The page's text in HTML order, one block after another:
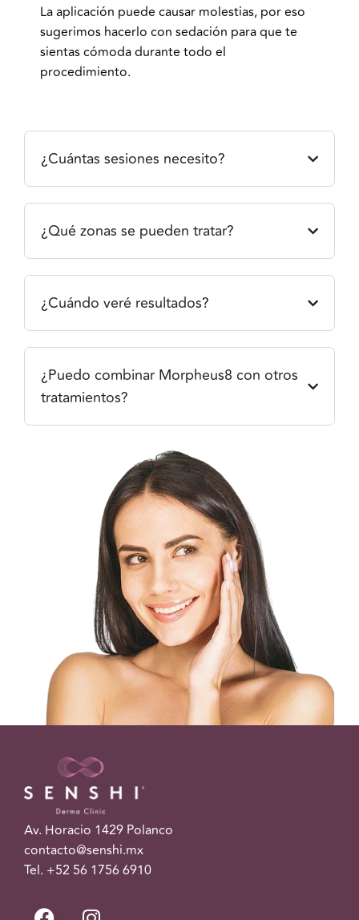
La aplicación puede causar molestias, por eso
sugerimos hacerlo con sedación para que te
sientas cómoda durante todo el
procedimiento.
¿Cuántas sesiones necesito?
¿Qué zonas se pueden tratar?
¿Cuándo veré resultados?
¿Puedo combinar Morpheus8 con otros
tratamientos?
Av. Horacio 1429 Polanco
contacto@senshi.mx
Tel. +52 56 1756 6910